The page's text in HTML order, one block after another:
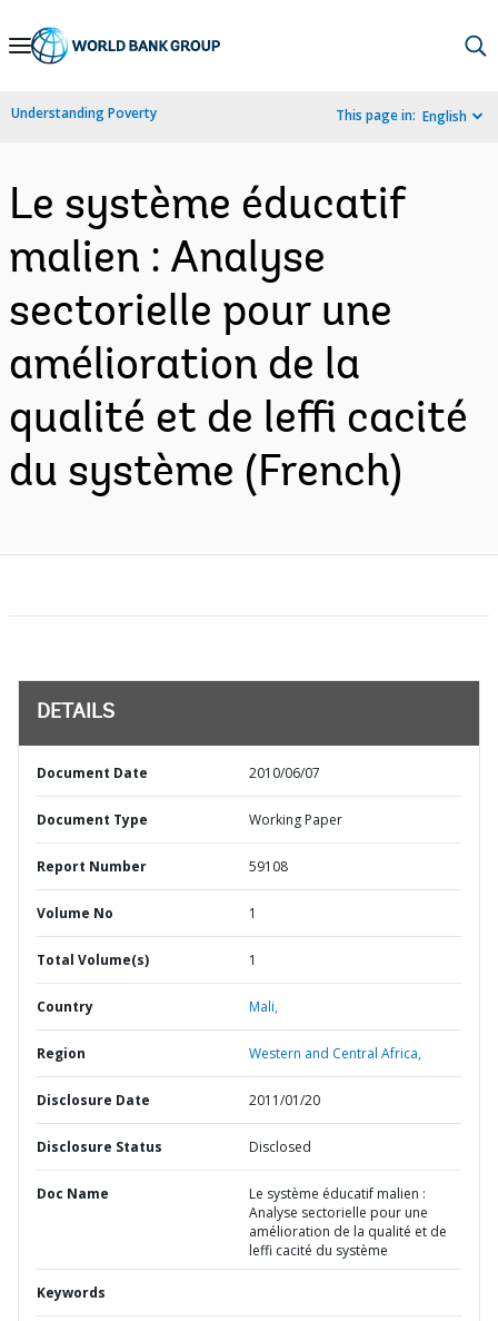
Skip
Navigation
Understanding Poverty This page in: English
Le système éducatif
malien : Analyse
sectorielle pour une
amélioration de la
qualité et de leffi cacité
du système (French)
DETAILS
Document Date 2010/06/07
Document Type Working Paper
Report Number 59108
Volume No 1
Total Volume(s) 1
Country Mali,
Region Western and Central Africa,
Disclosure Date 2011/01/20
Disclosure Status Disclosed
Doc Name
Le système éducatif malien :
Analyse sectorielle pour une
amélioration de la qualité et de
leffi cacité du système
Keywords